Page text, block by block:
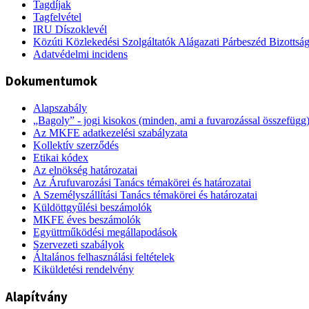
Tagdíjak
Tagfelvétel
IRU Díszoklevél
Közúti Közlekedési Szolgáltatók Alágazati Párbeszéd
Adatvédelmi incidens
Dokumentumok
Alapszabály
„Bagoly” - jogi kisokos (minden, ami a fuvarozással összefügg)
Az MKFE adatkezelési szabályzata
Kollektív szerződés
Etikai kódex
Az elnökség határozatai
Az Árufuvarozási Tanács témakörei és határozatai
A Személyszállítási Tanács témakörei és határozatai
Küldöttgyűlési beszámolók
MKFE éves beszámolók
Együttműködési megállapodások
Szervezeti szabályok
Általános felhasználási feltételek
Kiküldetési rendelvény
Alapítvány